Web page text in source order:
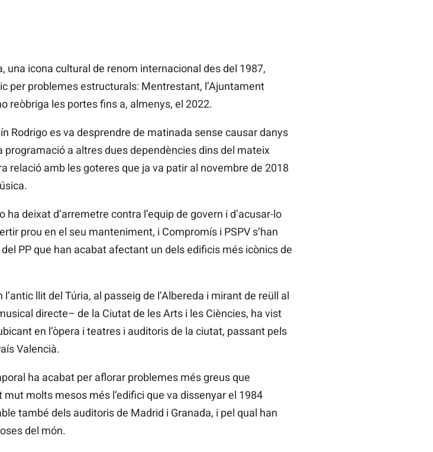
una icona cultural de renom internacional des del 1987,
per problemes estructurals: Mentrestant, l’Ajuntament
reòbriga les portes fins a, almenys, el 2022.
Rodrigo es va desprendre de matinada sense causar danys
programació a altres dues dependències dins del mateix
relació amb les goteres que ja va patir al novembre de 2018
deixat d’arremetre contra l’equip de govern i d’acusar-lo
prou en el seu manteniment, i Compromís i PSPV s’han
PP que han acabat afectant un dels edificis més icònics de
llit del Túria, al passeig de l’Albereda i mirant de reüll al
directe– de la Ciutat de les Arts i les Ciències, ha vist
en l’òpera i teatres i auditoris de la ciutat, passant pels
Valencià.
ha acabat per aflorar problemes més greus que
molts mesos més l’edifici que va dissenyar el 1984
també dels auditoris de Madrid i Granada, i pel qual han
del món.